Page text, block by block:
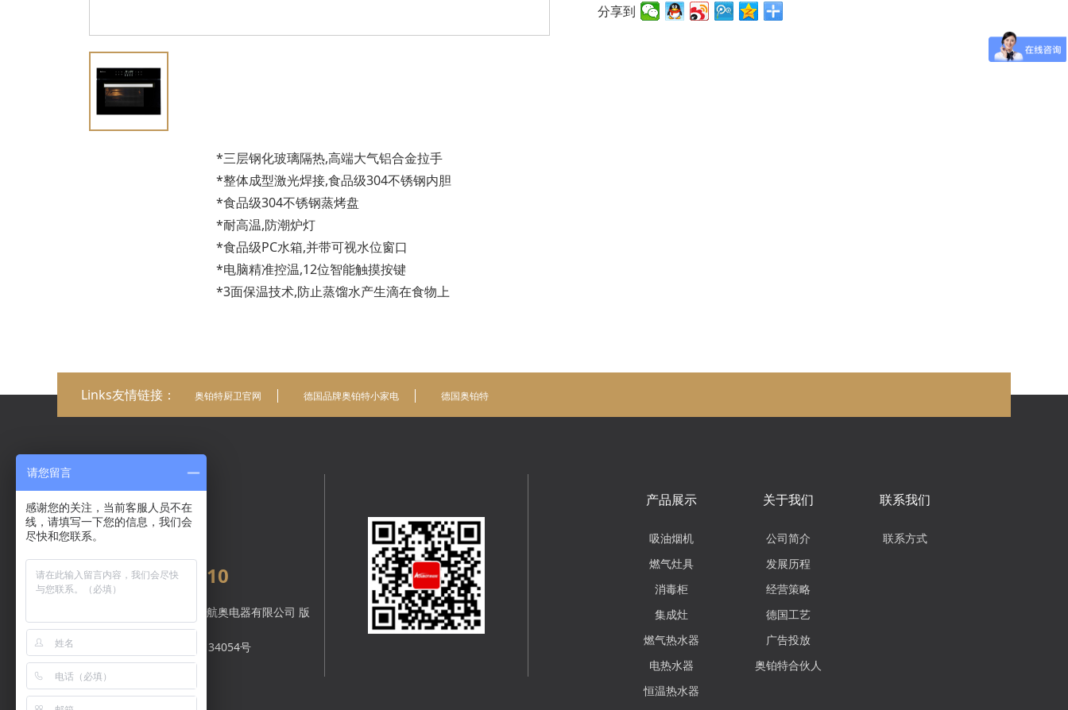
分享到
*三层钢化玻璃隔热,高端大气铝合金拉手
*整体成型激光焊接,食品级304不锈钢内胆
*食品级304不锈钢蒸烤盘
*耐高温,防潮炉灯
*食品级PC水箱,并带可视水位窗口
*电脑精准控温,12位智能触摸按键
*3面保温技术,防止蒸馏水产生滴在食物上
Links友情链接： 奥铂特厨卫官网 德国品牌奥铂特小家电 德国奥铂特
在线咨询
400-1616-610
Copyright © 中山市航奥电器有限公司 版
权所有.
粤ICP备17134054号
技术支持：顺的网络
产品展示
吸油烟机
燃气灶具
消毒柜
集成灶
燃气热水器
电热水器
恒温热水器
关于我们
公司简介
发展历程
经营策略
德国工艺
广告投放
奥铂特合伙人
联系我们
联系方式
请您留言
感谢您的关注，当前客服人员不在
线，请填写一下您的信息，我们会
尽快和您联系。